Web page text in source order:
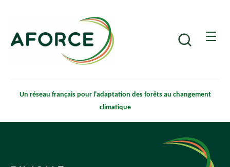
contenu
principal
Un réseau français pour l'adaptation des forêts au changement
climatique